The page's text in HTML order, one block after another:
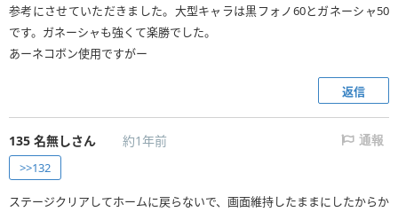
参考にさせていただきました。大型キャラは黒フォノ60とガネーシャ50
です。ガネーシャも強くて楽勝でした。
あーネコボン使用ですがー
返信
135 名無しさん 約1年前 通報
>>132
ステージクリアしてホームに戻らないで、画面維持したままにしたからか